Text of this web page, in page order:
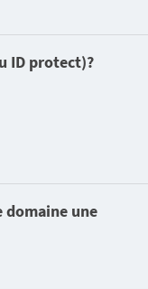
ID protect)?
domaine une